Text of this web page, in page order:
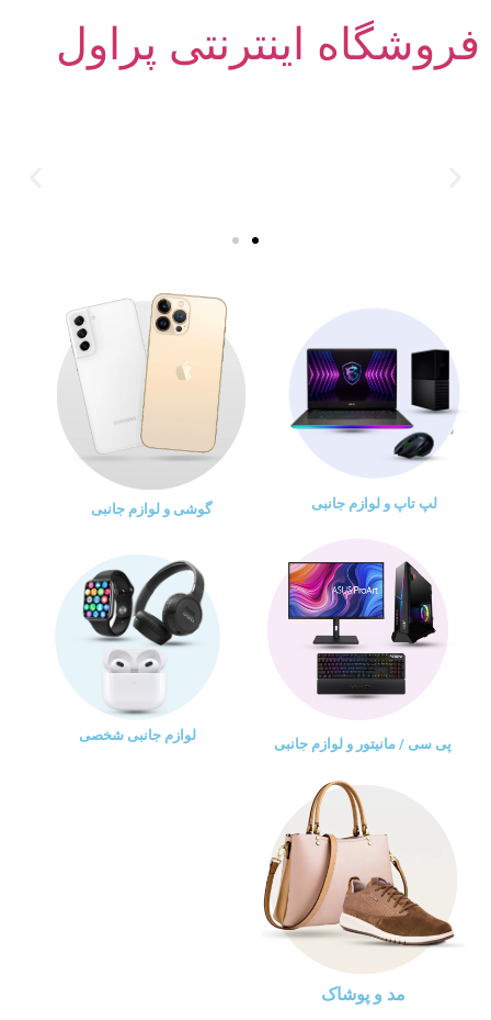
فروشگاه اینترنتی پراول
لپ تاپ و لوازم جانبی گوشی و لوازم جانبی
پی سی / مانیتور و لوازم جانبی
لوازم جانبی شخصی
مد و پوشاک